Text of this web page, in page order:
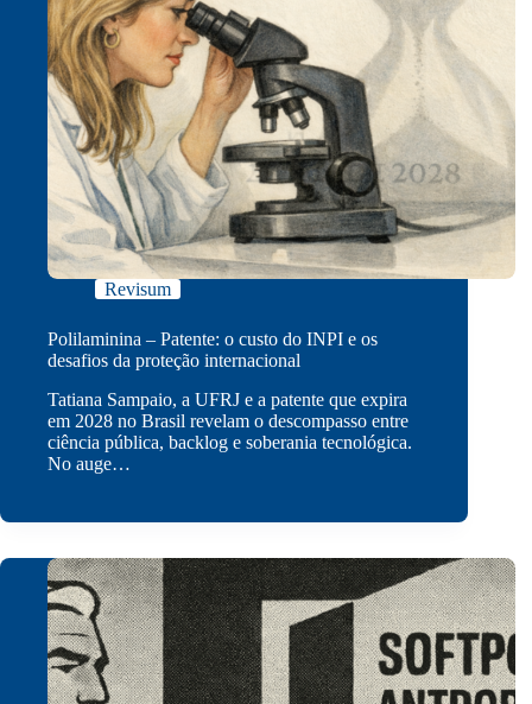
Revisum
Polilaminina – Patente: o custo do INPI e os
desafios da proteção internacional
Tatiana Sampaio, a UFRJ e a patente que expira
em 2028 no Brasil revelam o descompasso entre
ciência pública, backlog e soberania tecnológica.
No auge…